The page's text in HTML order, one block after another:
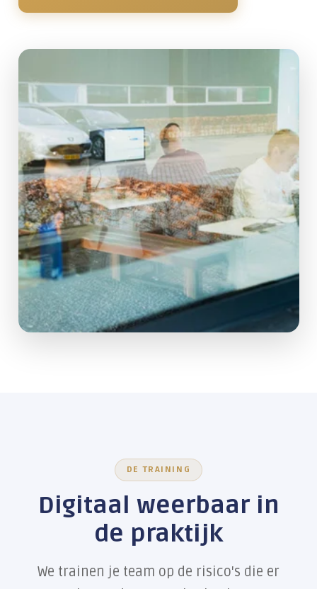
DE TRAINING
Digitaal weerbaar in
de praktijk
We trainen je team op de risico's die er